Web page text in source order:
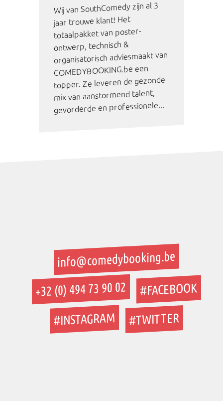
Wij van SouthComedy zijn al 3
jaar trouwe klant! Het
totaalpakket van poster-
ontwerp, technisch &
organisatorisch adviesmaakt van
COMEDYBOOKING.be een
topper. Ze leveren de gezonde
mix van aanstormend talent,
gevorderde en professionele...
info@comedybooking.be
+32 (0) 494 73 90 02 #FACEBOOK
#INSTAGRAM #TWITTER